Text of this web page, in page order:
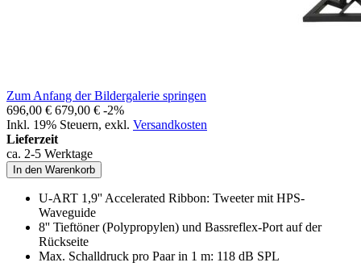
Zum Anfang der Bildergalerie springen
696,00 € 679,00 € -2%
Inkl. 19% Steuern, exkl. Versandkosten
Lieferzeit
ca. 2-5 Werktage
In den Warenkorb
U-ART 1,9'' Accelerated Ribbon: Tweeter mit HPS-
Waveguide
8'' Tieftöner (Polypropylen) und Bassreflex-Port auf der
Rückseite
Max. Schalldruck pro Paar in 1 m: 118 dB SPL